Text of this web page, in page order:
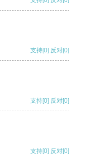
支持[0] 反对[0]
支持[0] 反对[0]
支持[0] 反对[0]